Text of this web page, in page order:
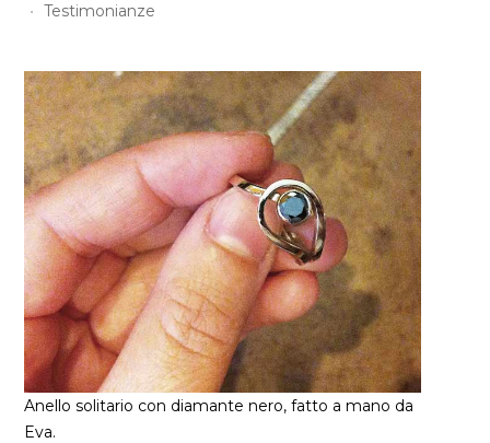
Testimonianze
Anello solitario con diamante nero, fatto a mano da
Eva.